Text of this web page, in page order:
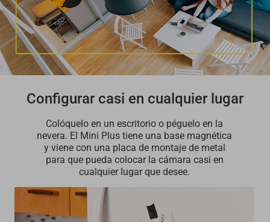
Configurar casi en cualquier lugar
Colóquelo en un escritorio o péguelo en la
nevera. El Mini Plus tiene una base magnética
y viene con una placa de montaje de metal
para que pueda colocar la cámara casi en
cualquier lugar que desee.